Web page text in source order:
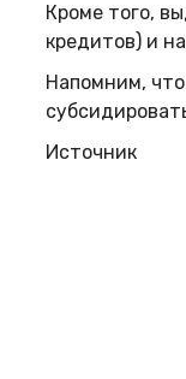
Кроме того,
кредитов) и
Напомним,
Источник